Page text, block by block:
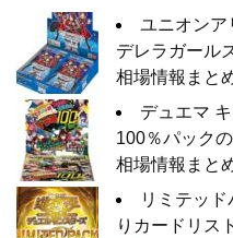
ユニオンア
デレラガール
相場情報まと
デュエマ
100％パック
相場情報まと
リミテッ
りカードリス